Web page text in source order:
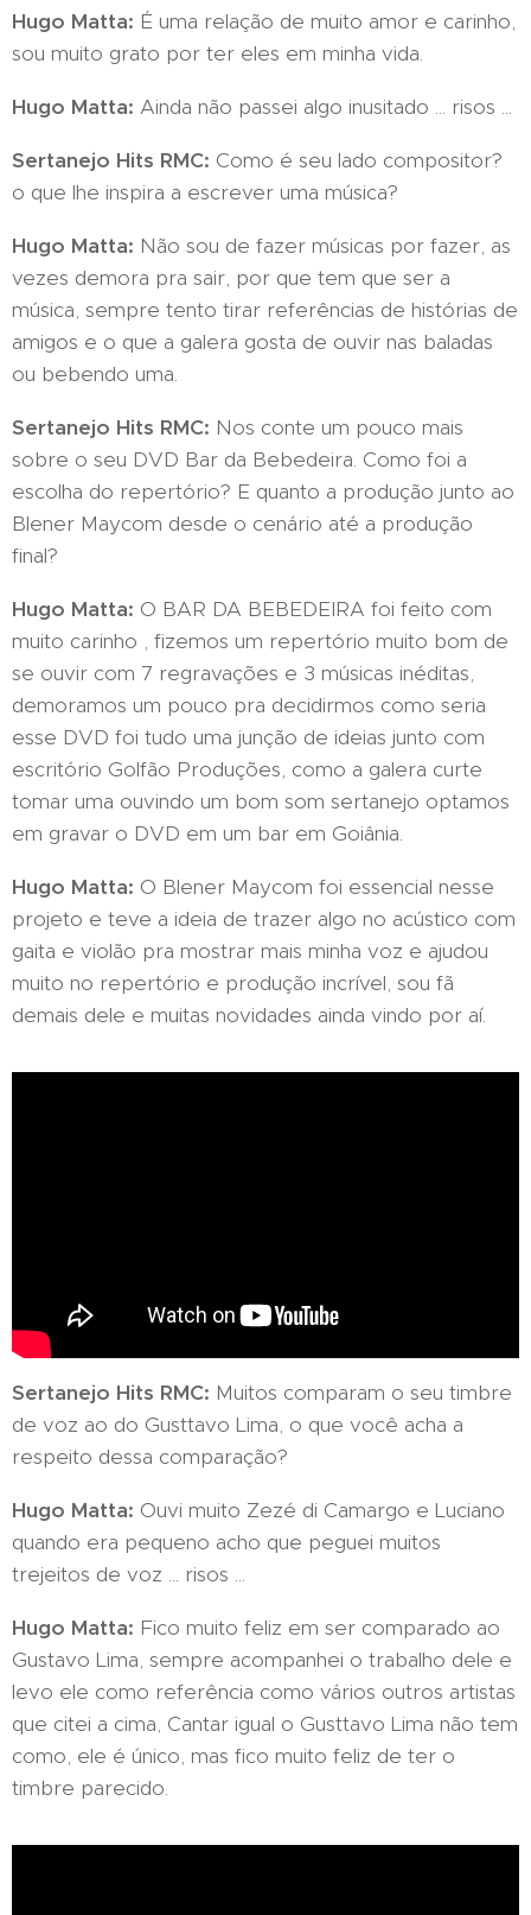
Hugo Matta: É uma relação de muito amor e carinho,
sou muito grato por ter eles em minha vida.
Hugo Matta: Ainda não passei algo inusitado ... risos ...
Sertanejo Hits RMC: Como é seu lado compositor?
o que lhe inspira a escrever uma música?
Hugo Matta: Não sou de fazer músicas por fazer, as
vezes demora pra sair, por que tem que ser a
música, sempre tento tirar referências de histórias de
amigos e o que a galera gosta de ouvir nas baladas
ou bebendo uma.
Sertanejo Hits RMC: Nos conte um pouco mais
sobre o seu DVD Bar da Bebedeira. Como foi a
escolha do repertório? E quanto a produção junto ao
Blener Maycom desde o cenário até a produção
final?
Hugo Matta: O BAR DA BEBEDEIRA foi feito com
muito carinho , fizemos um repertório muito bom de
se ouvir com 7 regravações e 3 músicas inéditas,
demoramos um pouco pra decidirmos como seria
esse DVD foi tudo uma junção de ideias junto com
escritório Golfão Produções, como a galera curte
tomar uma ouvindo um bom som sertanejo optamos
em gravar o DVD em um bar em Goiânia.
Hugo Matta: O Blener Maycom foi essencial nesse
projeto e teve a ideia de trazer algo no acústico com
gaita e violão pra mostrar mais minha voz e ajudou
muito no repertório e produção incrível, sou fã
demais dele e muitas novidades ainda vindo por aí.
Sertanejo Hits RMC: Muitos comparam o seu timbre
de voz ao do Gusttavo Lima, o que você acha a
respeito dessa comparação?
Hugo Matta: Ouvi muito Zezé di Camargo e Luciano
quando era pequeno acho que peguei muitos
trejeitos de voz ... risos ...
Hugo Matta: Fico muito feliz em ser comparado ao
Gustavo Lima, sempre acompanhei o trabalho dele e
levo ele como referência como vários outros artistas
que citei a cima, Cantar igual o Gusttavo Lima não tem
como, ele é único, mas fico muito feliz de ter o
timbre parecido.